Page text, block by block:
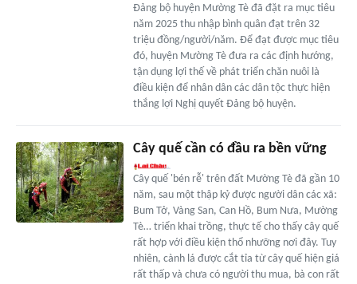
Đảng bộ huyện Mường Tè đã đặt ra mục tiêu
năm 2025 thu nhập bình quân đạt trên 32
triệu đồng/người/năm. Để đạt được mục tiêu
đó, huyện Mường Tè đưa ra các định hướng,
tận dụng lợi thế về phát triển chăn nuôi là
điều kiện để nhân dân các dân tộc thực hiện
thắng lợi Nghị quyết Đảng bộ huyện.
Cây quế cần có đầu ra bền vững
Cây quế 'bén rễ' trên đất Mường Tè đã gần 10
năm, sau một thập kỷ được người dân các xã:
Bum Tở, Vàng San, Can Hồ, Bum Nưa, Mường
Tè… triển khai trồng, thực tế cho thấy cây quế
rất hợp với điều kiện thổ nhưỡng nơi đây. Tuy
nhiên, cành lá được cắt tỉa từ cây quế hiện giá
rất thấp và chưa có người thu mua, bà con rất